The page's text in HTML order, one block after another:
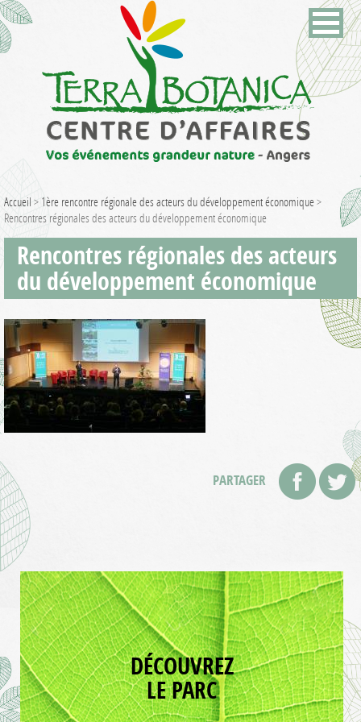
Accueil > 1ère rencontre régionale des acteurs du développement économique>
Rencontres régionales des acteurs du développement économique
Rencontres régionales des acteurs
du développement économique
PARTAGER
DÉCOUVREZ
LE PARC